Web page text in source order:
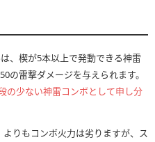
、楔が5本以上で発動できる神雷
の雷撃ダメージを与えられます。
の少ない神雷コンボとして申し分
よりもコンボ火力は劣りますが、ス